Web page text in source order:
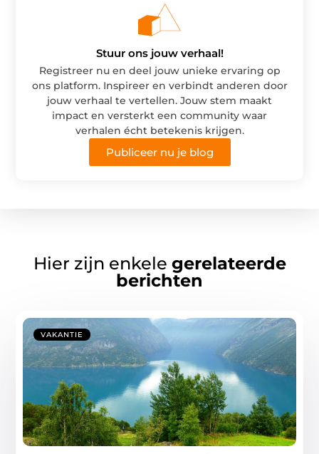
Stuur ons jouw verhaal!
Registreer nu en deel jouw unieke ervaring op
ons platform. Inspireer en verbindt anderen door
jouw verhaal te vertellen. Jouw stem maakt
impact en versterkt een community waar
verhalen écht betekenis krijgen.
Publiceer nu je blog
Hier zijn enkele gerelateerde
berichten
VAKANTIE